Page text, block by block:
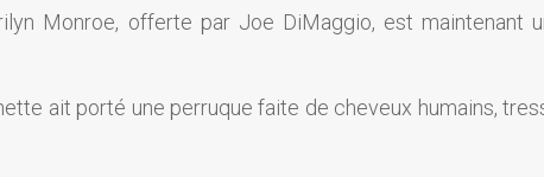
Monroe, offerte par Joe DiMaggio, est maintenant
ait porté une perruque faite de cheveux humains,